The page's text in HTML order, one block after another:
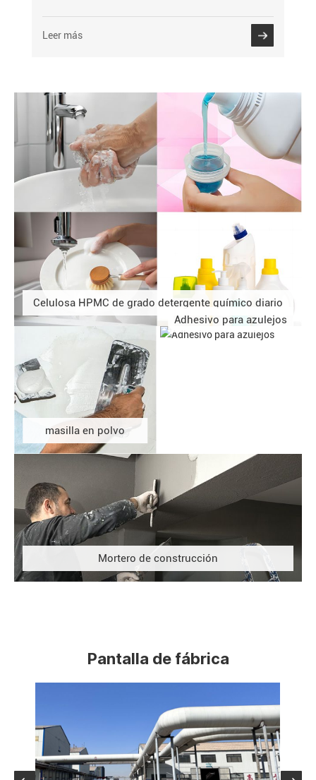
Leer más
Celulosa HPMC de grado detergente químico diario
masilla en polvo
Adhesivo para azulejos
Mortero de construcción
Pantalla de fábrica